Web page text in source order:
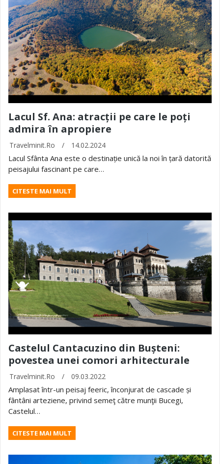
Lacul Sf. Ana: atracții pe care le poți
admira în apropiere
Travelminit.ro / 14.02.2024
Lacul Sfânta Ana este o destinație unică la noi în țară datorită
peisajului fascinant pe care…
CITESTE MAI MULT
Castelul Cantacuzino din Bușteni:
povestea unei comori arhitecturale
Travelminit.ro / 09.03.2022
Amplasat într-un peisaj feeric, înconjurat de cascade și
fântâni arteziene, privind semeţ către munţii Bucegi,
Castelul…
CITESTE MAI MULT